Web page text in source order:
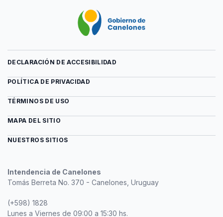
Intendencia de Canelones
Tomás Berreta No. 370 - Canelones, Uruguay
(+598) 1828
Lunes a Viernes de 09:00 a 15:30 hs.
DECLARACIÓN DE ACCESIBILIDAD
POLÍTICA DE PRIVACIDAD
TÉRMINOS DE USO
MAPA DEL SITIO
NUESTROS SITIOS